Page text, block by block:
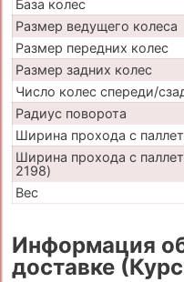
База колес
Размер ведущего колеса
Размер передних колес
Размер задних колес
Число колес спереди/
Радиус поворота
Ширина прохода с
Ширина прохода с
2198)
Вес
Информация
доставке